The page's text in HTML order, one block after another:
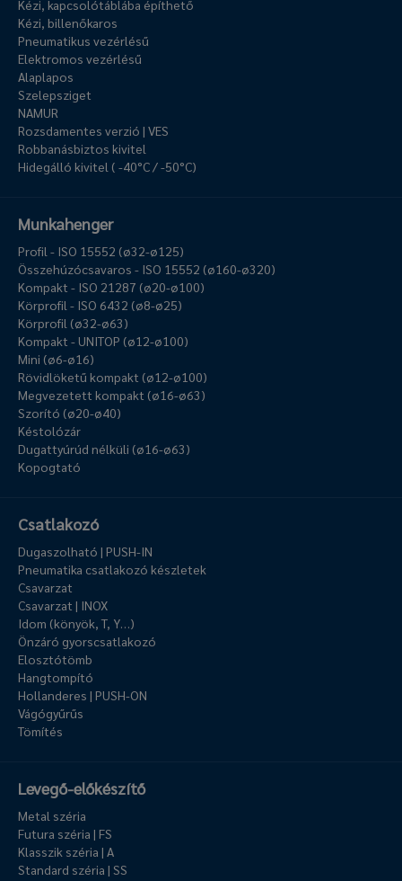
Kézi, kapcsolótáblába építhető
Kézi, billenőkaros
Pneumatikus vezérlésű
Elektromos vezérlésű
Alaplapos
Szelepsziget
NAMUR
Rozsdamentes verzió | VES
Robbanásbiztos kivitel
Hidegálló kivitel ( -40°C / -50°C)
Munkahenger
Profil - ISO 15552 (ø32-ø125)
Összehúzócsavaros - ISO 15552 (ø160-ø320)
Kompakt - ISO 21287 (ø20-ø100)
Körprofil - ISO 6432 (ø8-ø25)
Körprofil (ø32-ø63)
Kompakt - UNITOP (ø12-ø100)
Mini (ø6-ø16)
Rövidlöketű kompakt (ø12-ø100)
Megvezetett kompakt (ø16-ø63)
Szorító (ø20-ø40)
Késtolózár
Dugattyúrúd nélküli (ø16-ø63)
Kopogtató
Csatlakozó
Dugaszolható | PUSH-IN
Pneumatika csatlakozó készletek
Csavarzat
Csavarzat | INOX
Idom (könyök, T, Y…)
Önzáró gyorscsatlakozó
Elosztótömb
Hangtompító
Hollanderes | PUSH-ON
Vágógyűrűs
Tömítés
Levegő-előkészítő
Metal széria
Futura széria | FS
Klasszik széria | A
Standard széria | SS